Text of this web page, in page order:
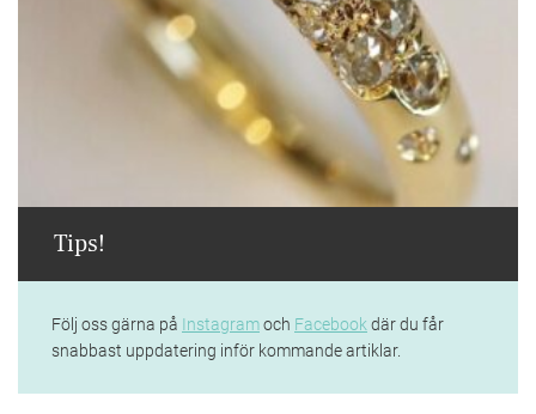
Tips!
Följ oss gärna på Instagramoch Facebookdär du får
snabbast uppdatering inför kommande artiklar.